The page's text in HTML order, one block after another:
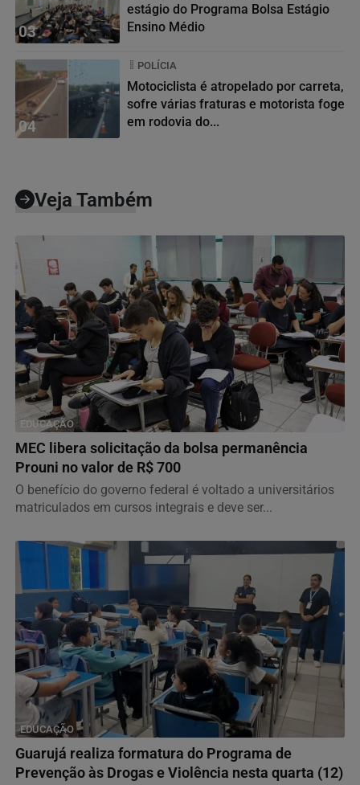
03
estágio do Programa Bolsa Estágio
Ensino Médio
04
POLÍCIA
Motociclista é atropelado por carreta,
sofre várias fraturas e motorista foge
em rodovia do...
Veja Também
EDUCAÇÃO
MEC libera solicitação da bolsa permanência
Prouni no valor de R$ 700
O benefício do governo federal é voltado a universitários
matriculados em cursos integrais e deve ser...
EDUCAÇÃO
Guarujá realiza formatura do Programa de
Prevenção às Drogas e Violência nesta quarta (12)